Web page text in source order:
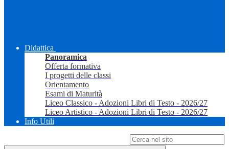
Didattica
Panoramica
Offerta formativa
I progetti delle classi
Orientamento
Esami di Maturità
Liceo Classico - Adozioni Libri di Testo - 2026/27
Liceo Artistico - Adozioni Libri di Testo - 2026/27
Info Utili